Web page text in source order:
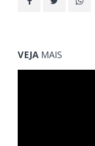
VEJAMAIS